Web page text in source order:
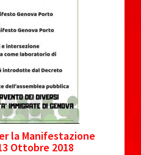
la Manifestazione
Ottobre 2018